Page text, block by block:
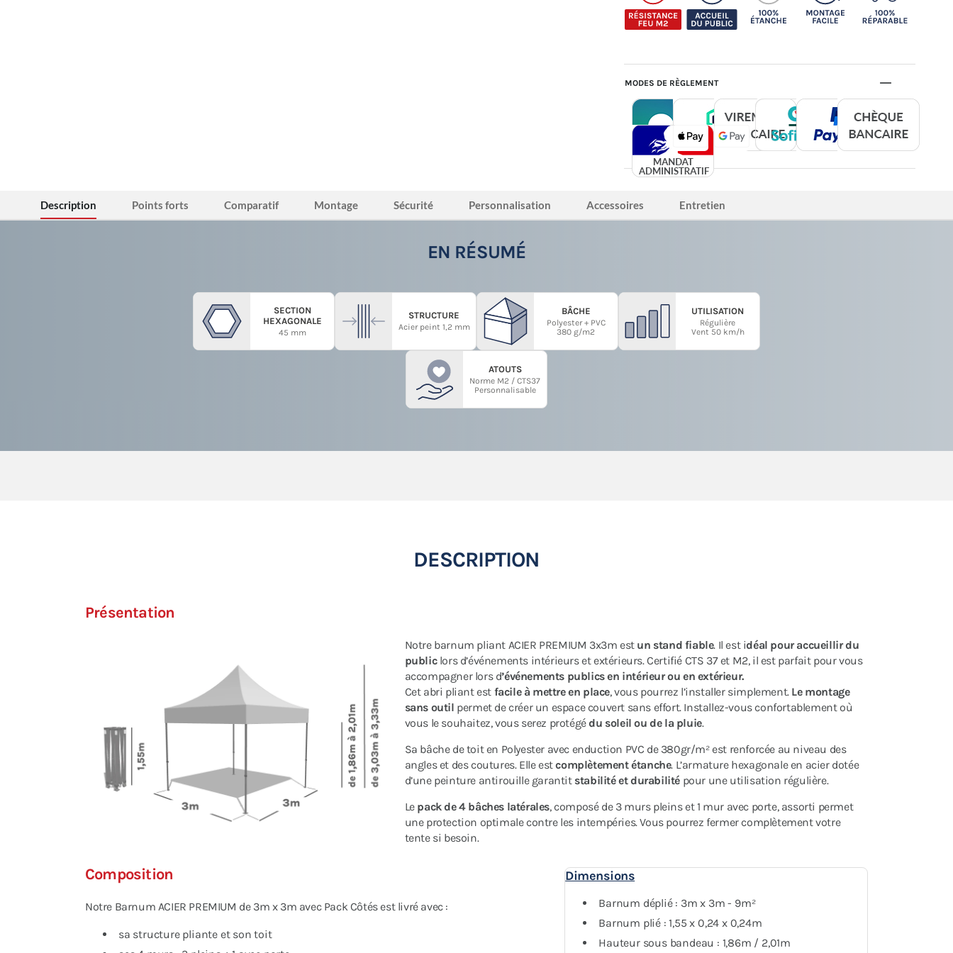
MODES DE RÈGLEMENT
Description Points forts Comparatif Montage Sécurité Personnalisation Accessoires Entretien
EN RÉSUMÉ
SECTION
HEXAGONALE
45 mm
STRUCTURE
Acier peint 1,2 mm
BÂCHE
Polyester + PVC
380 g/m2
UTILISATION
Régulière
Vent 50 km/h
ATOUTS
Norme M2 / CTS37
Personnalisable
DESCRIPTION
Présentation
Notre barnum pliant ACIER PREMIUM 3x3m est un stand fiable. Il est idéal pour accueillir du
publiclors d’événements intérieurs et extérieurs. Certifié CTS 37 et M2, il est parfait pour vous
accompagner lors d’événements publics en intérieur ou en extérieur.
Cet abri pliant est facile à mettre en place, vous pourrez l’installer simplement. Le montage
sans outil permet de créer un espace couvert sans effort. Installez-vous confortablement où
vous le souhaitez, vous serez protégédu soleil ou de la pluie.
Sa bâche de toit en Polyester avec enduction PVC de 380gr/m² est renforcée au niveau des
angles et des coutures. Elle estcomplètement étanche. L’armature hexagonale en acier dotée
d’une peinture antirouille garantit stabilité et durabilité pour une utilisation régulière.
Lepack de 4 bâches latérales, composé de 3 murs pleins et 1 mur avec porte, assorti permet
une protection optimale contre les intempéries. Vous pourrez fermer complètement votre
tente si besoin.
Composition
Notre Barnum ACIER PREMIUM de 3m x 3m avec Pack Côtés est livré avec :
sa structure pliante et son toit
Dimensions
Barnum déplié : 3m x 3m - 9m²
Barnum plié : 1,55 x 0,24 x 0,24m
Hauteur sous bandeau : 1,86m / 2,01m